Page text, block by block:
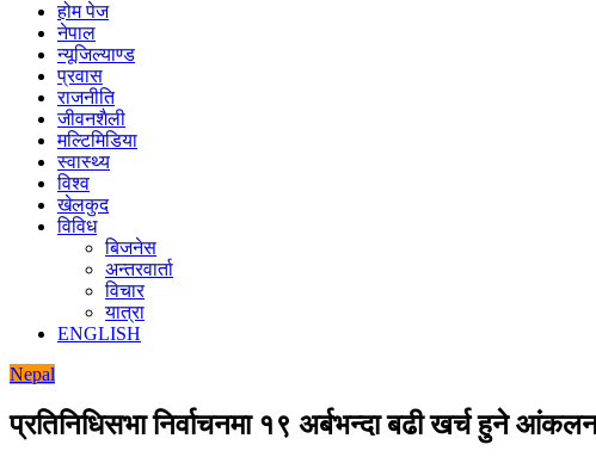
होम पेज
नेपाल
न्यूजिल्याण्ड
प्रवास
राजनीति
जीवनशैली
मल्टिमिडिया
स्वास्थ्य
विश्व
खेलकुद
विविध
बिजनेस
अन्तरवार्ता
विचार
यात्रा
ENGLISH
Nepal
प्रतिनिधिसभा निर्वाचनमा १९ अर्बभन्दा बढी खर्च हुने